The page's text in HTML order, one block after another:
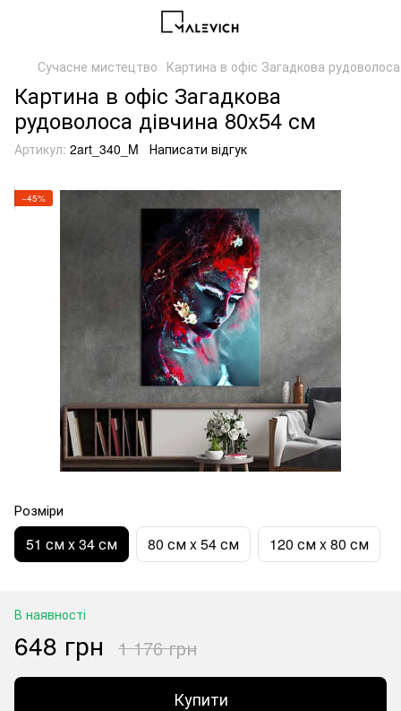
Сучасне мистецтво Картина в офіс Загадкова
Картина в офіс Загадкова
рудоволоса дівчина 80x54 см
Артикул: 2art_340_M Написати відгук
−45%
Розміри
51 см x 34 см 80 см x 54 см 120 см x 80 см
В наявності
648 грн 1 176 грн
Купити